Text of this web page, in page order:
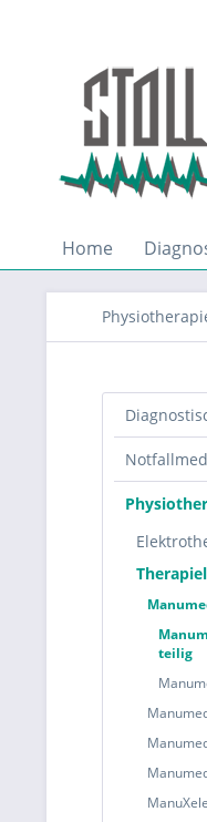
Home
teilig